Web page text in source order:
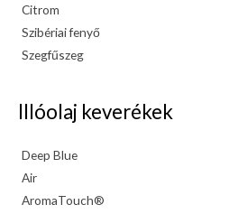
Citrom
Szibériai fenyő
Szegfűszeg
Illóolaj keverékek
Deep Blue
Air
AromaTouch®